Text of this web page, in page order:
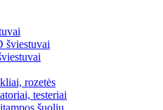
šviestuvai
rozetės
testeriai
šuolių